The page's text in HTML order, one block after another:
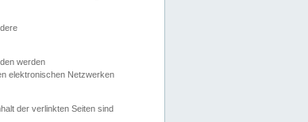
werden
elektronischen Netzwerken
der verlinkten Seiten sind